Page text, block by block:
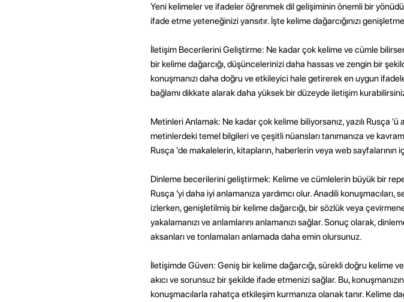
Yeni kelimeler ve ifadeler öğrenmek dil gelişiminin önemli bir
ifade etme yeteneğinizi yansıtır. İşte kelime dağarcığınızı
İletişim Becerilerini Geliştirme: Ne kadar çok kelime ve cümle
bir kelime dağarcığı, düşüncelerinizi daha hassas ve zengin bir
konuşmanızı daha doğru ve etkileyici hale getirerek en uygun
bağlamı dikkate alarak daha yüksek bir düzeyde iletişim
Metinleri Anlamak: Ne kadar çok kelime biliyorsanız, yazılı Rusça
metinlerdeki temel bilgileri ve çeşitli nüansları tanımanıza ve
Rusça 'de makalelerin, kitapların, haberlerin veya web
Dinleme becerilerini geliştirmek: Kelime ve cümlelerin büyük bir
Rusça 'yi daha iyi anlamanıza yardımcı olur. Anadili
izlerken, genişletilmiş bir kelime dağarcığı, bir sözlük veya
yakalamanızı ve anlamlarını anlamanızı sağlar. Sonuç olarak,
aksanları ve tonlamaları anlamada daha emin olursunuz.
İletişimde Güven: Geniş bir kelime dağarcığı, sürekli doğru kelime
akıcı ve sorunsuz bir şekilde ifade etmenizi sağlar. Bu,
konuşmacılarla rahatça etkileşim kurmanıza olanak tanır. Kelime